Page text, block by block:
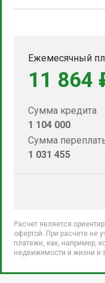
Ежемесячный
11 864
Сумма кредита
1 104 000
Сумма
1 031 455
Расчет является
офертой. При расчете не
платежи, как, например,
недвижимости и жизни и